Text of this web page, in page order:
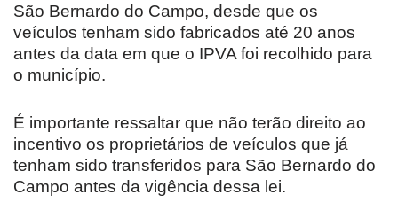
São Bernardo do Campo, desde que os
veículos tenham sido fabricados até 20 anos
antes da data em que o IPVA foi recolhido para
o município.
É importante ressaltar que não terão direito ao
incentivo os proprietários de veículos que já
tenham sido transferidos para São Bernardo do
Campo antes da vigência dessa lei.